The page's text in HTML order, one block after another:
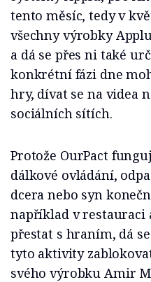
tento měsíc, tedy v
všechny výrobky
a dá se přes ni také
konkrétní fázi dne
hry, dívat se na videa
sociálních sítích.
Protože OurPact
dálkové ovládání,
dcera nebo syn
například v restauraci
přestat s hraním, dá
tyto aktivity
svého výrobku Amir